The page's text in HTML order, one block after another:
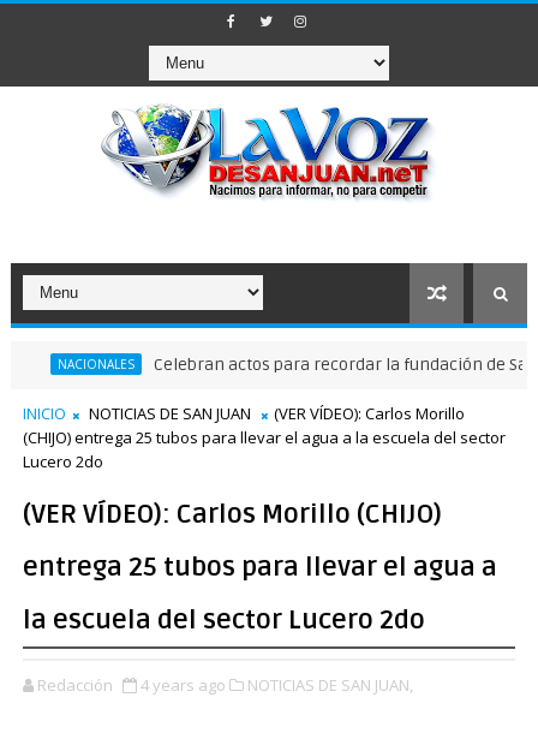
Celebran actos para recordar la fundación de Santo
INICIO NOTICIAS DE SAN JUAN
(VER VÍDEO): Carlos Morillo
(CHIJO) entrega 25 tubos para llevar el agua a la escuela del sector
Lucero 2do
(VER VÍDEO): Carlos Morillo (CHIJO)
entrega 25 tubos para llevar el agua a
la escuela del sector Lucero 2do
Redacción 4 years ago NOTICIAS DE SAN JUAN,